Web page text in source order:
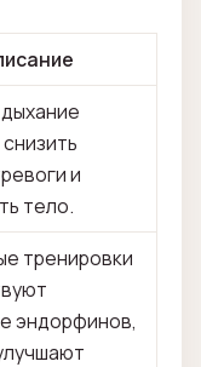
и
тело.
тренировки
эндорфинов,